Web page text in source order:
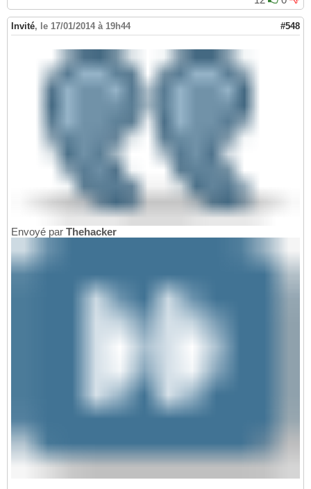
Invité, le 17/01/2014 à 19h44 #548
Envoyé par Thehacker